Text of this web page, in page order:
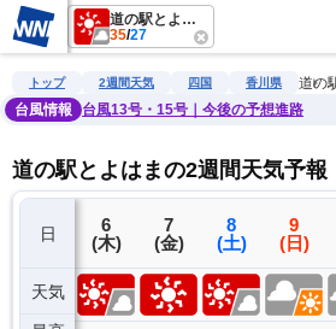
道の駅とよはま
35/27
雨雲レーダー 台風情報 地震情報 警
トップ 2週間天気 四国 香川県
道の
台風情報
台風13号・15号｜今後の予想進路
道の駅とよはまの2週間天気予報
日
天気
5
(水)
6
(木)
7
(金)
8
(土)
9
(日)